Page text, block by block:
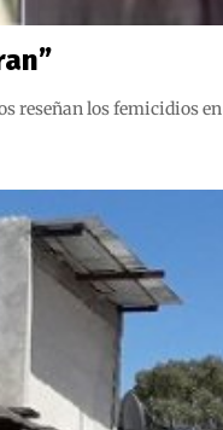
reseñan los femicidios